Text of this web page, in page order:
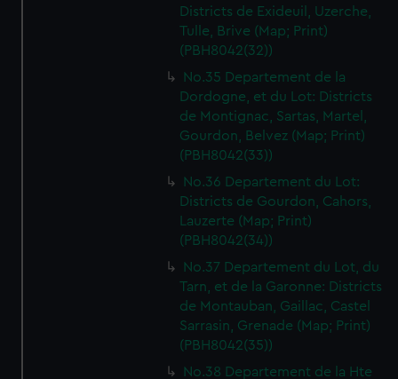
Districts de Exideuil, Uzerche,
Tulle, Brive (Map; Print)
(PBH8042(32))
No.35 Departement de la
Dordogne, et du Lot: Districts
de Montignac, Sartas, Martel,
Gourdon, Belvez (Map; Print)
(PBH8042(33))
No.36 Departement du Lot:
Districts de Gourdon, Cahors,
Lauzerte (Map; Print)
(PBH8042(34))
No.37 Departement du Lot, du
Tarn, et de la Garonne: Districts
de Montauban, Gaillac, Castel
Sarrasin, Grenade (Map; Print)
(PBH8042(35))
No.38 Departement de la Hte